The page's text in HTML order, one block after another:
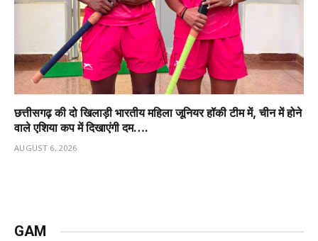
छत्तीसगढ़ की दो खिलाड़ी भारतीय महिला जूनियर हॉकी टीम में, चीन में होने
वाले एशिया कप में दिखाएंगी दम….
AUGUST 6, 2026
GAM